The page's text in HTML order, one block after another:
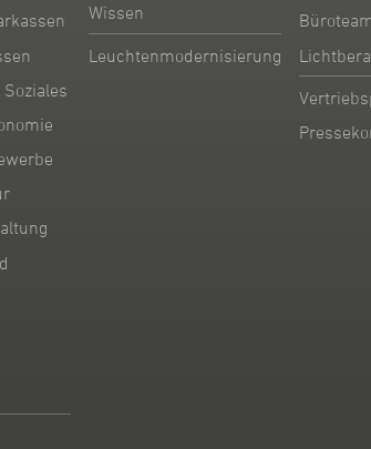
Wissen
Leuchtenmodernisierung
Büroteam